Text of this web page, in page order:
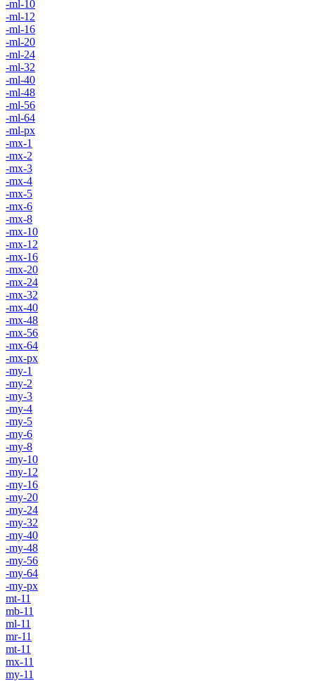
-ml-10
-ml-12
-ml-16
-ml-20
-ml-24
-ml-32
-ml-40
-ml-48
-ml-56
-ml-64
-ml-px
-mx-1
-mx-2
-mx-3
-mx-4
-mx-5
-mx-6
-mx-8
-mx-10
-mx-12
-mx-16
-mx-20
-mx-24
-mx-32
-mx-40
-mx-48
-mx-56
-mx-64
-mx-px
-my-1
-my-2
-my-3
-my-4
-my-5
-my-6
-my-8
-my-10
-my-12
-my-16
-my-20
-my-24
-my-32
-my-40
-my-48
-my-56
-my-64
-my-px
mt-11
mb-11
ml-11
mr-11
mt-11
mx-11
my-11